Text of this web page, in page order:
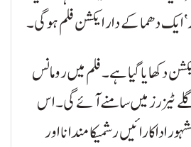
ایک دھماکے دار ایکشن فلم ہوگی۔
دکھایا گیا ہے۔ فلم میں رومانس
ٹیزرز میں سامنے آئے گی۔ اس
اداکارائیں رشمیکا مندانا اور